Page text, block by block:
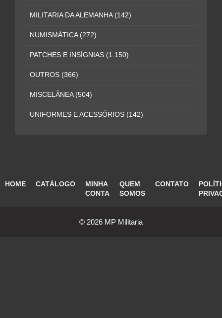
MILITARIA DA ALEMANHA (142)
NUMISMÁTICA (272)
PATCHES E INSÍGNIAS (1.150)
OUTROS (366)
MISCELÂNEA (504)
UNIFORMES E ACESSÓRIOS (142)
HOME CATÁLOGO
MINHA
CONTA
QUEM
SOMOS
CONTATO
© 2026 MP Militaria